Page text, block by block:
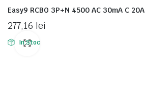
Easy9 RCBO 3P+N 4500 AC 30mA C 20A
277,16 lei
In Stoc